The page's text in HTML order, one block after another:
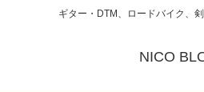
ギター・DTM、ロードバイク、
NICO